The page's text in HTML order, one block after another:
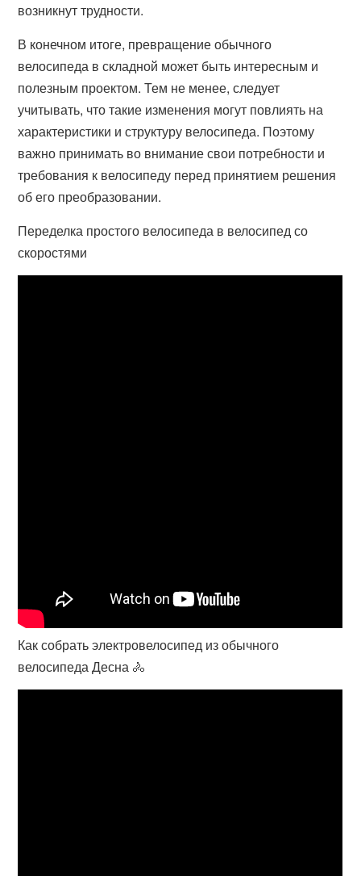
возникнут трудности.
В конечном итоге, превращение обычного
велосипеда в складной может быть интересным и
полезным проектом. Тем не менее, следует
учитывать, что такие изменения могут повлиять на
характеристики и структуру велосипеда. Поэтому
важно принимать во внимание свои потребности и
требования к велосипеду перед принятием решения
об его преобразовании.
Переделка простого велосипеда в велосипед со
скоростями
Как собрать электровелосипед из обычного
велосипеда Десна 🚴